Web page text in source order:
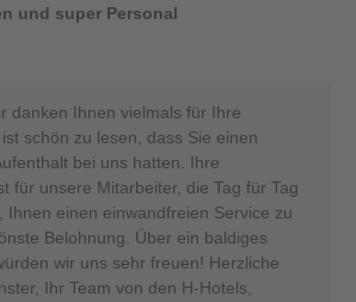
und super Personal
danken Ihnen vielmals für Ihre
schön zu lesen, dass Sie einen
bei uns hatten. Ihre
für unsere Mitarbeiter, die Tag für Tag
Ihnen einen einwandfreien Service zu
Belohnung. Über ein baldiges
wir uns sehr freuen! Herzliche
Ihr Team von den H-Hotels,